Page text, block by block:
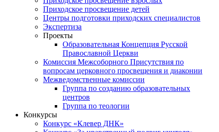
Приходское просвещение детей
Центры подготовки приходских специалистов
Экспертиза
Проекты
Образовательная Концепция Русской
Православной Церкви
Комиссия Межсоборного Присутствия по
вопросам церковного просвещения и диаконии
Межведомственные комиссии
Группа по созданию образовательных
центров
Группа по теологии
Конкурсы
Конкурс «Клевер ДНК»